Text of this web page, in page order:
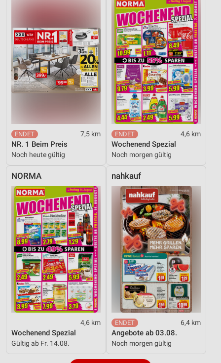
7,5 km
NR. 1 Beim Preis
Noch heute gültig
4,6 km
Wochenend Spezial
Noch morgen gültig
NORMA
4,6 km
Wochenend Spezial
Gültig ab Fr. 14.08.
nahkauf
6,4 km
Angebote ab 03.08.
Noch morgen gültig